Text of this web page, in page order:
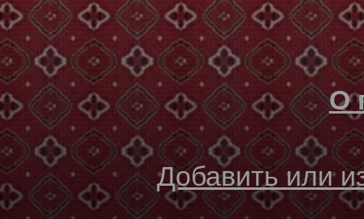
О
Добавить или